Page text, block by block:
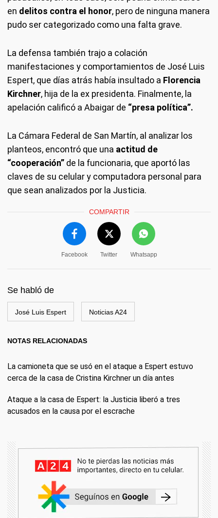
en delitos contra el honor, pero de ninguna manera
pudo ser categorizado como una falta grave.
La defensa también trajo a colación
manifestaciones y comportamientos de José Luis
Espert, que días atrás había insultado a Florencia
Kirchner, hija de la ex presidenta. Finalmente, la
apelación calificó a Abaigar de “presa política”.
La Cámara Federal de San Martín, al analizar los
planteos, encontró que una actitud de
“cooperación” de la funcionaria, que aportó las
claves de su celular y computadora personal para
que sean analizados por la Justicia.
COMPARTIR
Facebook Twitter Whatsapp
Se habló de
José Luis Espert Noticias A24
NOTAS RELACIONADAS
La camioneta que se usó en el ataque a Espert estuvo
cerca de la casa de Cristina Kirchner un día antes
Ataque a la casa de Espert: la Justicia liberó a tres
acusados en la causa por el escrache